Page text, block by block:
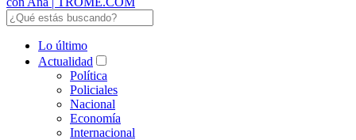
Lo último
Actualidad
Política
Policiales
Nacional
Economía
Internacional